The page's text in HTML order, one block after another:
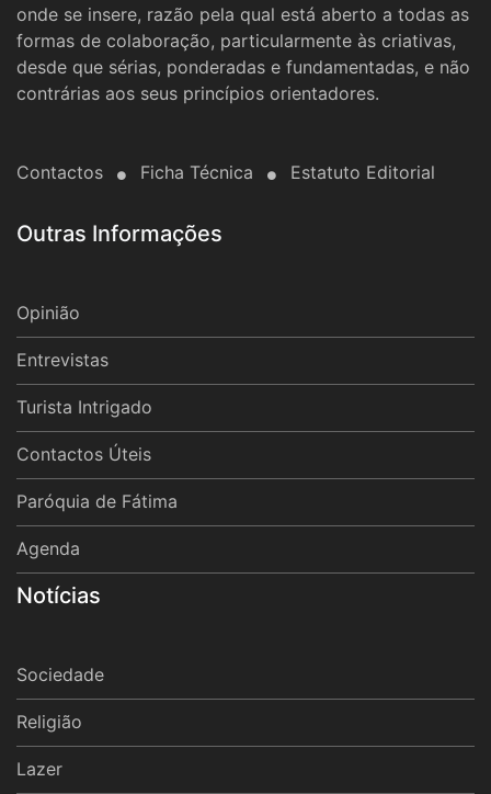
onde se insere, razão pela qual está aberto a todas as
formas de colaboração, particularmente às criativas,
desde que sérias, ponderadas e fundamentadas, e não
contrárias aos seus princípios orientadores.
Contactos Ficha Técnica Estatuto Editorial
Outras Informações
Opinião
Entrevistas
Turista Intrigado
Contactos Úteis
Paróquia de Fátima
Agenda
Notícias
Sociedade
Religião
Lazer